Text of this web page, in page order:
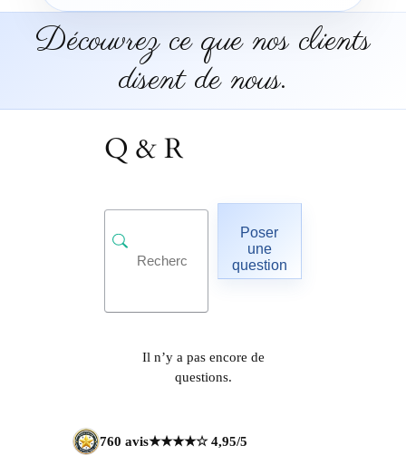
Découvrez ce que nos clients
disent de nous.
Q & R
Poser
une
question
Il n’y a pas encore de
questions.
760 avis★★★★☆ 4,95/5